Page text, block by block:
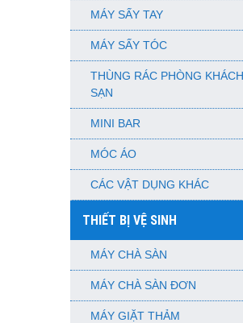
MÁY SẤY TAY
MÁY SẤY TÓC
THÙNG RÁC PHÒNG KHÁCH
SẠN
MINI BAR
MÓC ÁO
CÁC VẬT DỤNG KHÁC
THIẾT BỊ VỆ SINH
MÁY CHÀ SÀN
MÁY CHÀ SÀN ĐƠN
MÁY GIẶT THẢM